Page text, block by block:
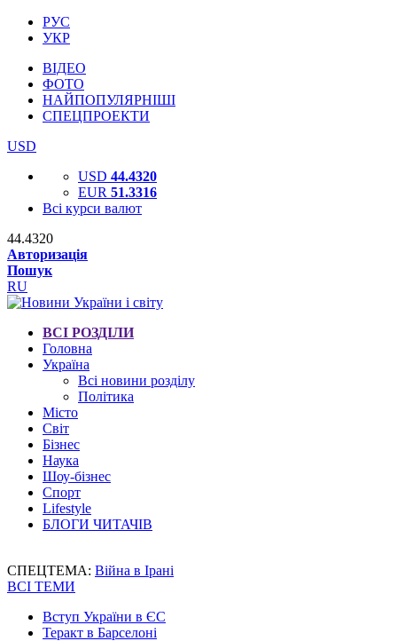
РУС
УКР
ВІДЕО
ФОТО
НАЙПОПУЛЯРНІШІ
СПЕЦПРОЕКТИ
USD
USD 44.4320
EUR 51.3316
Всі курси валют
44.4320
Авторизація
Пошук
RU
ВСІ РОЗДІЛИ
Головна
Україна
Всі новини розділу
Політика
Місто
Світ
Бізнес
Наука
Шоу-бізнес
Спорт
Lifestyle
БЛОГИ ЧИТАЧІВ
СПЕЦТЕМА: Війна в Ірані
ВСІ ТЕМИ
Вступ України в ЄС
Теракт в Барселоні